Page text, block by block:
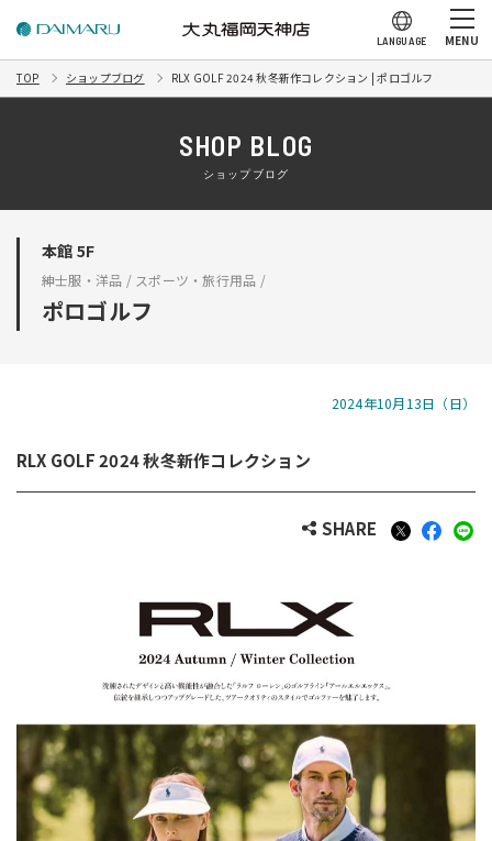
LANGUAGE MENU
TOP ショップブログ RLX GOLF 2024 秋冬新作コレクション | ポロゴルフ
SHOP BLOG
ショップブログ
本館 5F
紳士服・洋品 / スポーツ・旅行用品 /
ポロゴルフ
2024年10月13日（日）
RLX GOLF 2024 秋冬新作コレクション
SHARE